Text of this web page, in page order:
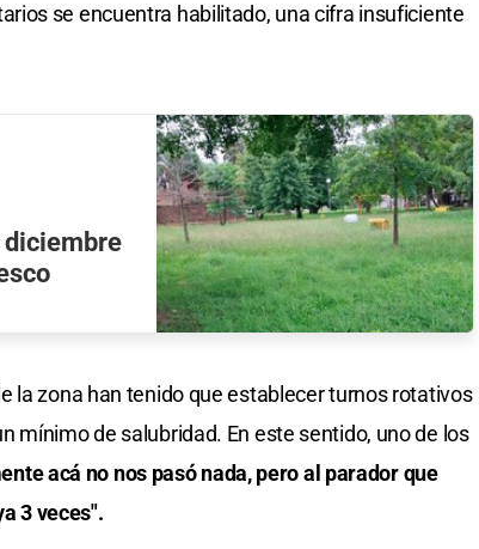
se encuentra habilitado, una cifra insuficiente
diciembre
la zona han tenido que establecer turnos rotativos
mínimo de salubridad. En este sentido, uno de los
acá no nos pasó nada, pero al parador que
3 veces".